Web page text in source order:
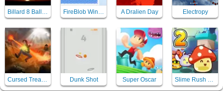
Billard 8 Ball pool with friends FireBlob Winter A Dralien Day Electropy
Cursed Treasure Dunk Shot Super Oscar Slime Rush TD 2